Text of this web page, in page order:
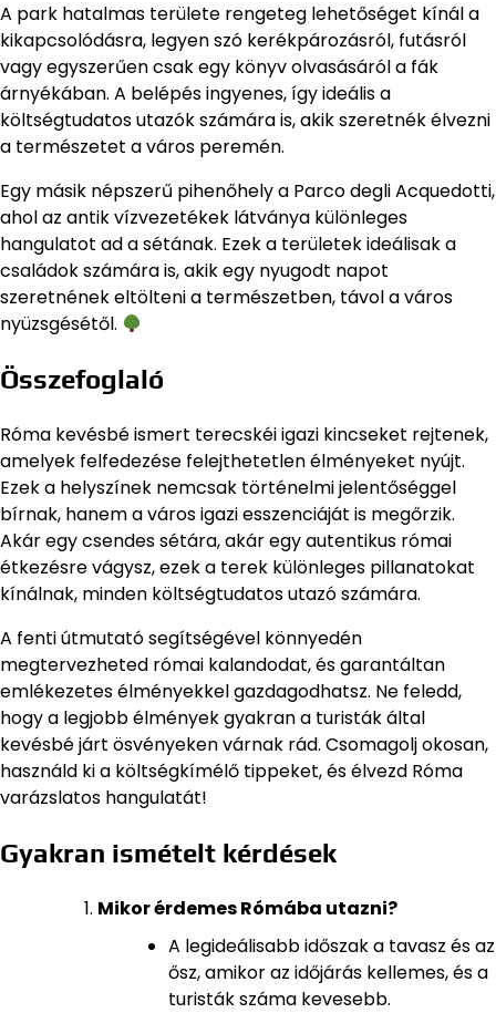
A park hatalmas területe rengeteg lehetőséget kínál a
kikapcsolódásra, legyen szó kerékpározásról, futásról
vagy egyszerűen csak egy könyv olvasásáról a fák
árnyékában. A belépés ingyenes, így ideális a
költségtudatos utazók számára is, akik szeretnék élvezni
a természetet a város peremén.
Egy másik népszerű pihenőhely a Parco degli Acquedotti,
ahol az antik vízvezetékek látványa különleges
hangulatot ad a sétának. Ezek a területek ideálisak a
családok számára is, akik egy nyugodt napot
szeretnének eltölteni a természetben, távol a város
nyüzsgésétől.
Összefoglaló
Róma kevésbé ismert terecskéi igazi kincseket rejtenek,
amelyek felfedezése felejthetetlen élményeket nyújt.
Ezek a helyszínek nemcsak történelmi jelentőséggel
bírnak, hanem a város igazi esszenciáját is megőrzik.
Akár egy csendes sétára, akár egy autentikus római
étkezésre vágysz, ezek a terek különleges pillanatokat
kínálnak, minden költségtudatos utazó számára.
A fenti útmutató segítségével könnyedén
megtervezheted római kalandodat, és garantáltan
emlékezetes élményekkel gazdagodhatsz. Ne feledd,
hogy a legjobb élmények gyakran a turisták által
kevésbé járt ösvényeken várnak rád. Csomagolj okosan,
használd ki a költségkímélő tippeket, és élvezd Róma
varázslatos hangulatát!
Gyakran ismételt kérdések
Mikor érdemes Rómába utazni?
A legideálisabb időszak a tavasz és az
ősz, amikor az időjárás kellemes, és a
turisták száma kevesebb.